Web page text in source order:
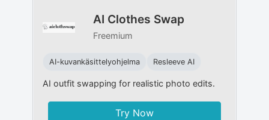
AI Clothes Swap
Freemium
AI-kuvankäsittelyohjelma Resleeve AI
AI outfit swapping for realistic photo edits.
Try Now